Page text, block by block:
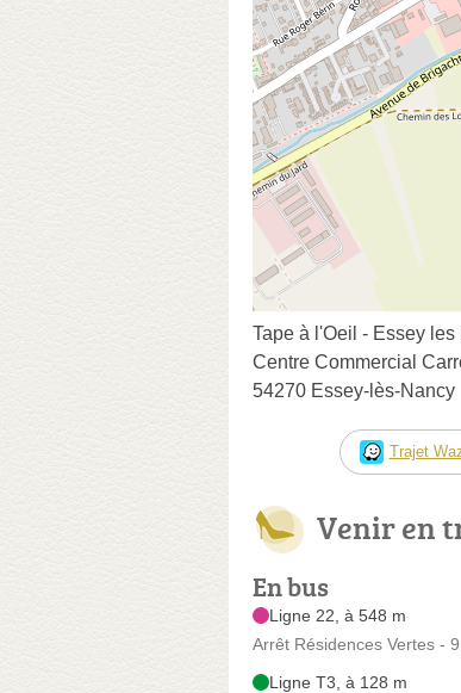
Tape à l'Oeil - Essey les
Centre Commercial
54270 Essey-lès-Nancy
Trajet
Venir en
En bus
Ligne 22, à 548 m
Arrêt Résidences Vertes -
Ligne T3, à 128 m